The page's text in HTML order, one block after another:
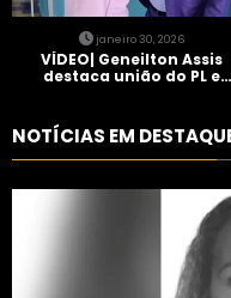
janeiro 30, 2026
VÍDEO| Geneilton Assis
destaca união do PL e
NOTÍCIAS EM